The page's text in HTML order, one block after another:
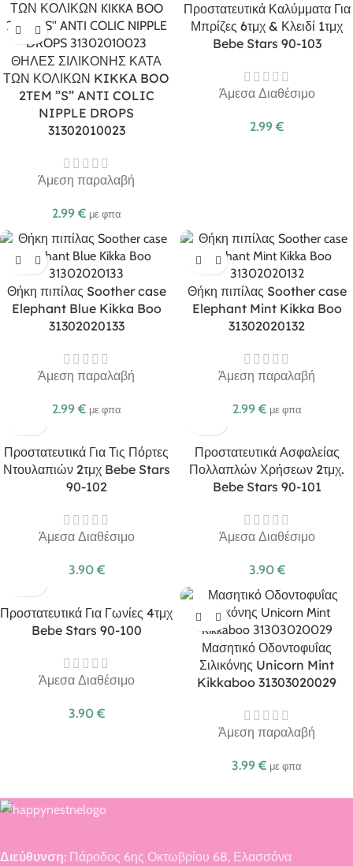
ΘΗΛΕΣ ΣΙΛΙΚΟΝΗΣ ΚΑΤΑ
ΤΩΝ ΚΟΛΙΚΩΝ KIKKA BOO
2TEM ”S” ANTI COLIC
NIPPLE DROPS
31302010023
Άμεση παραλαβή
2.99 € με φπα
Προστατευτικά Καλύμματα Για
Μπρίζες 6τμχ & Κλειδί 1τμχ
Bebe Stars 90-103
Άμεσα Διαθέσιμο
2.99 €
Θήκη πιπίλας Soother case
Elephant Blue Kikka Boo
31302020133
Άμεση παραλαβή
2.99 € με φπα
Θήκη πιπίλας Soother case
Elephant Mint Kikka Boo
31302020132
Άμεση παραλαβή
2.99 € με φπα
Προστατευτικά Για Τις Πόρτες
Ντουλαπιών 2τμχ Bebe Stars
90-102
Άμεσα Διαθέσιμο
3.90 €
Προστατευτικά Ασφαλείας
Πολλαπλών Χρήσεων 2τμχ.
Bebe Stars 90-101
Άμεσα Διαθέσιμο
3.90 €
Προστατευτικά Για Γωνίες 4τμχ
Bebe Stars 90-100
Άμεσα Διαθέσιμο
3.90 €
Μασητικό Οδοντοφυΐας
Σιλικόνης Unicorn Mint
Kikkaboo 31303020029
Άμεση παραλαβή
3.99 € με φπα
Διεύθυνση: Πάροδος 6ης Οκτωβρίου 68, Ελασσόνα